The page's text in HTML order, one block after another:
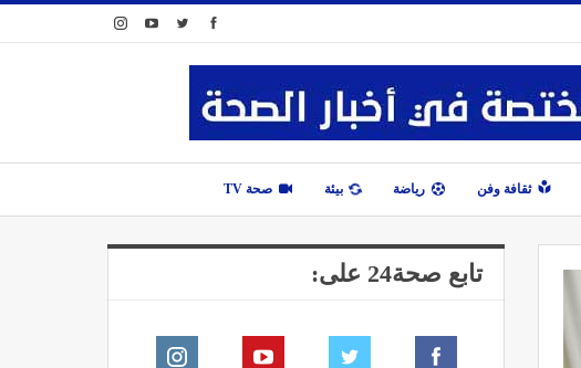
ثقافة وفن رياضة بيئة صحة TV
تابع صحة24 على: